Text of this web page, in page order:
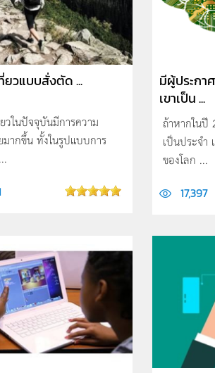
ยวแบบสั่งตัด ...
วในปัจจุบันมีการความ
ากขึ้น ทั้งในรูปแบบการ
มีผู้ประกา
เขาเป็น ...
ถ้าหากในปี
เป็นประจำ
ของโลก ...
17,397